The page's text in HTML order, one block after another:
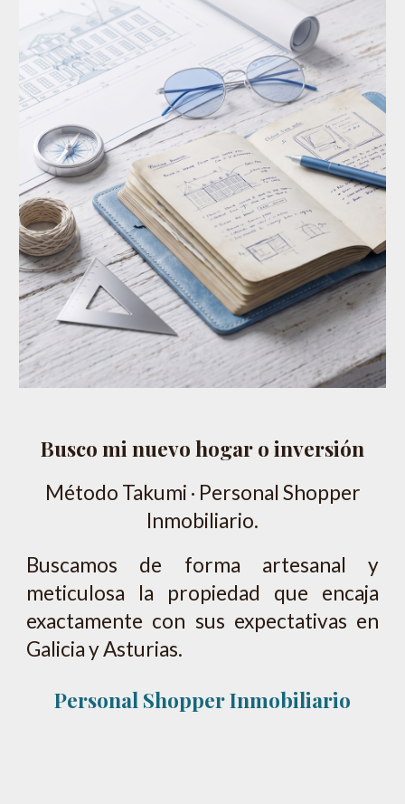
Busco mi nuevo hogar o inversión
Método Takumi · Personal Shopper
Inmobiliario.
Buscamos de forma artesanal y
meticulosa la propiedad que encaja
exactamente con sus expectativas en
Galicia y Asturias.
Personal Shopper Inmobiliario